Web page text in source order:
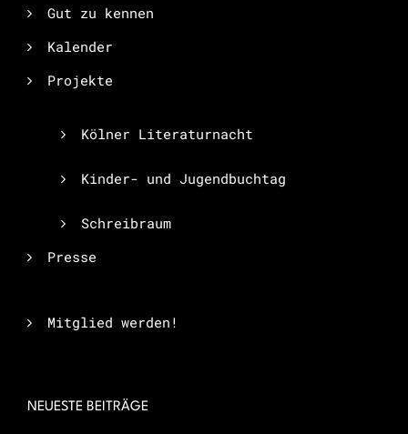
Gut zu kennen
Kalender
Projekte
Kölner Literaturnacht
Kinder- und Jugendbuchtag
Schreibraum
Presse
Mitglied werden!
NEUESTE BEITRÄGE